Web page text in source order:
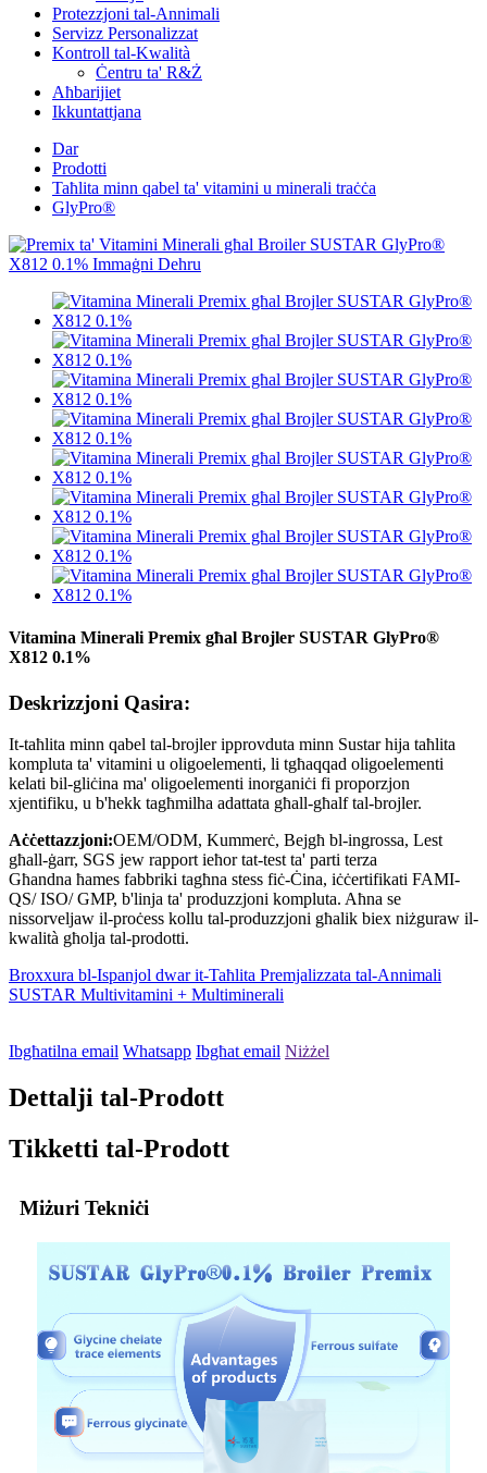
Protezzjoni tal-Annimali
Servizz Personalizzat
Kontroll tal-Kwalità
Ċentru ta' R&Ż
Aħbarijiet
Ikkuntattjana
Dar
Prodotti
Taħlita minn qabel ta' vitamini u minerali traċċa
GlyPro®
Vitamina Minerali Premix għal Brojler SUSTAR GlyPro®
X812 0.1%
Deskrizzjoni Qasira:
It-taħlita minn qabel tal-brojler ipprovduta minn Sustar hija taħlita
kompluta ta' vitamini u oligoelementi, li tgħaqqad oligoelementi
kelati bil-gliċina ma' oligoelementi inorganiċi fi proporzjon
xjentifiku, u b'hekk tagħmilha adattata għall-għalf tal-brojler.
Aċċettazzjoni:OEM/ODM, Kummerċ, Bejgħ bl-ingrossa, Lest
għall-ġarr, SGS jew rapport ieħor tat-test ta' parti terza
Għandna ħames fabbriki tagħna stess fiċ-Ċina, iċċertifikati FAMI-
QS/ ISO/ GMP, b'linja ta' produzzjoni kompluta. Aħna se
nissorveljaw il-proċess kollu tal-produzzjoni għalik biex niżguraw il-
kwalità għolja tal-prodotti.
Broxxura bl-Ispanjol dwar it-Taħlita Premjalizzata tal-Annimali
SUSTAR Multivitamini + Multiminerali
Ibgħatilna email Whatsapp Ibgħat email Niżżel
Dettalji tal-Prodott
Tikketti tal-Prodott
Miżuri Tekniċi